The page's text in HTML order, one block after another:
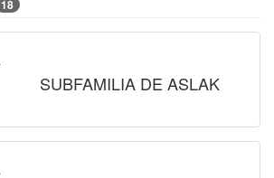
18
SUBFAMILIA DE ASLAK